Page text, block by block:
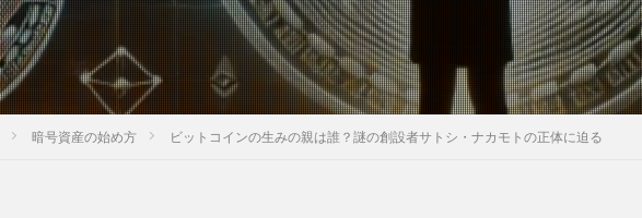
暗号資産の始め方 ビットコインの生みの親は誰？謎の創設者サトシ・ナカモトの正体に迫る